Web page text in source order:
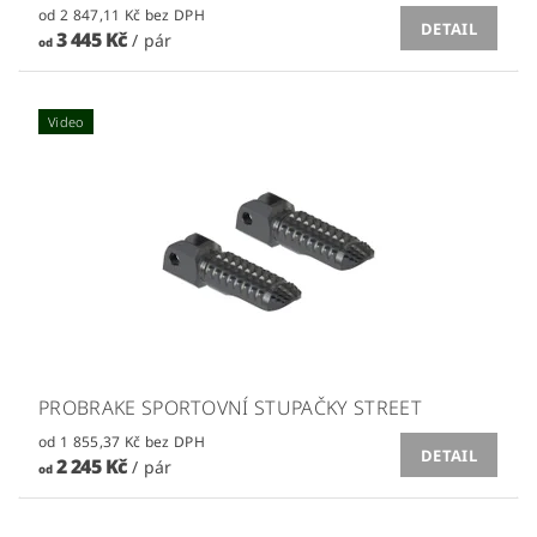
od 2 847,11 Kč bez DPH
od3 445 Kč/ pár
DETAIL
Video
PROBRAKE SPORTOVNÍ STUPAČKY STREET
od 1 855,37 Kč bez DPH
od2 245 Kč/ pár
DETAIL